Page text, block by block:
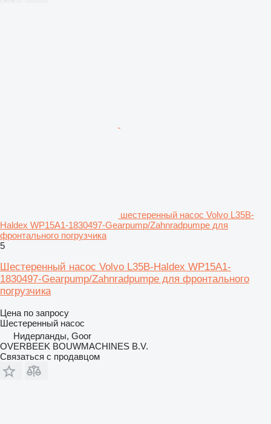
шестеренный насос Volvo L35B-
Haldex WP15A1-1830497-Gearpump/Zahnradpumpe для
фронтального погрузчика
5
Шестеренный насос Volvo L35B-Haldex WP15A1-
1830497-Gearpump/Zahnradpumpe для фронтального
погрузчика
Цена по запросу
Шестеренный насос
Нидерланды, Goor
OVERBEEK BOUWMACHINES B.V.
Связаться с продавцом